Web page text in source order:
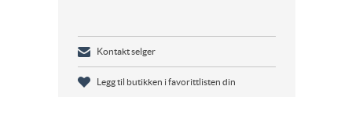
Kontakt selger
Legg til butikken i favorittlisten din